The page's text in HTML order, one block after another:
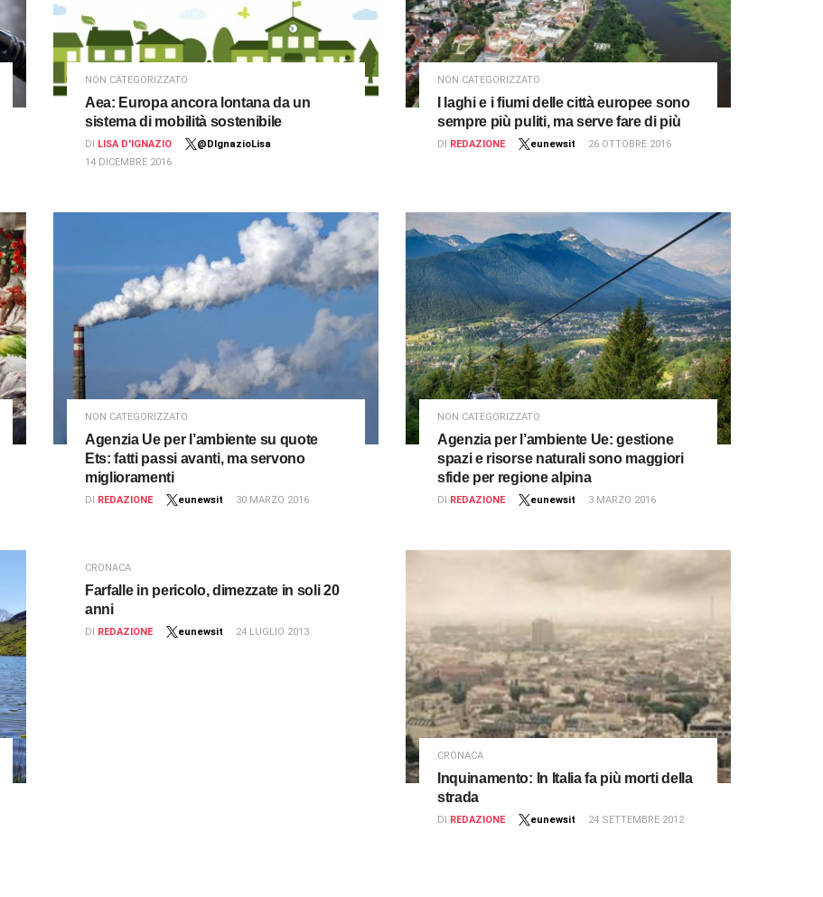
NON CATEGORIZZATO
Aea: Europa ancora lontana da un
sistema di mobilità sostenibile
DI LISA D'IGNAZIO
@DIgnazioLisa
14 DICEMBRE 2016
NON CATEGORIZZATO
I laghi e i fiumi delle città europee sono
sempre più puliti, ma serve fare di più
DI REDAZIONE eunewsit 26 OTTOBRE 2016
NON CATEGORIZZATO
Agenzia Ue per l’ambiente su quote
Ets: fatti passi avanti, ma servono
miglioramenti
DI REDAZIONE eunewsit 30 MARZO 2016
NON CATEGORIZZATO
Agenzia per l’ambiente Ue: gestione
spazi e risorse naturali sono maggiori
sfide per regione alpina
DI REDAZIONE eunewsit 3 MARZO 2016
CRONACA
Farfalle in pericolo, dimezzate in soli 20
anni
DI REDAZIONE eunewsit 24 LUGLIO 2013
CRONACA
Inquinamento: In Italia fa più morti della
strada
DI REDAZIONE eunewsit 24 SETTEMBRE 2012